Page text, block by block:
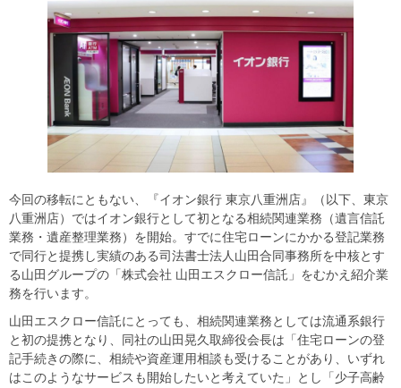
今回の移転にともない、『イオン銀行 東京八重洲店』（以下、東京
八重洲店）ではイオン銀行として初となる相続関連業務（遺言信託
業務・遺産整理業務）を開始。すでに住宅ローンにかかる登記業務
で同行と提携し実績のある司法書士法人山田合同事務所を中核とす
る山田グループの「株式会社 山田エスクロー信託」をむかえ紹介業
務を行います。
山田エスクロー信託にとっても、相続関連業務としては流通系銀行
と初の提携となり、同社の山田晃久取締役会長は「住宅ローンの登
記手続きの際に、相続や資産運用相談も受けることがあり、いずれ
はこのようなサービスも開始したいと考えていた」とし「少子高齢